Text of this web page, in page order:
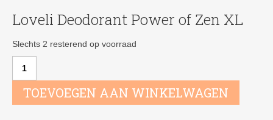
Loveli Deodorant Power of Zen XL
Slechts 2 resterend op voorraad
Deodorant
TOEVOEGEN AAN WINKELWAGEN